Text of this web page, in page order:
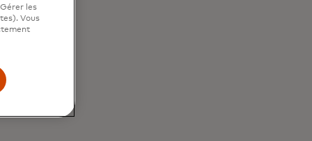
les
Vous